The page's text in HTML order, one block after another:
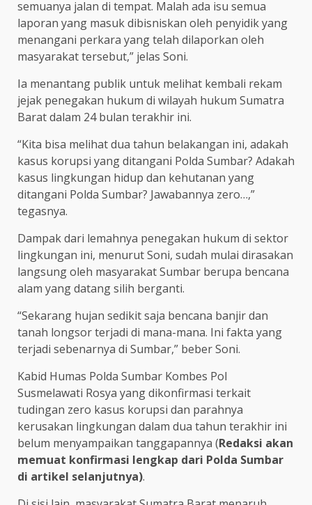
semuanya jalan di tempat. Malah ada isu semua
laporan yang masuk dibisniskan oleh penyidik yang
menangani perkara yang telah dilaporkan oleh
masyarakat tersebut,” jelas Soni.
Ia menantang publik untuk melihat kembali rekam
jejak penegakan hukum di wilayah hukum Sumatra
Barat dalam 24 bulan terakhir ini.
“Kita bisa melihat dua tahun belakangan ini, adakah
kasus korupsi yang ditangani Polda Sumbar? Adakah
kasus lingkungan hidup dan kehutanan yang
ditangani Polda Sumbar? Jawabannya zero…,”
tegasnya.
Dampak dari lemahnya penegakan hukum di sektor
lingkungan ini, menurut Soni, sudah mulai dirasakan
langsung oleh masyarakat Sumbar berupa bencana
alam yang datang silih berganti.
“Sekarang hujan sedikit saja bencana banjir dan
tanah longsor terjadi di mana-mana. Ini fakta yang
terjadi sebenarnya di Sumbar,” beber Soni.
Kabid Humas Polda Sumbar Kombes Pol
Susmelawati Rosya yang dikonfirmasi terkait
tudingan zero kasus korupsi dan parahnya
kerusakan lingkungan dalam dua tahun terakhir ini
belum menyampaikan tanggapannya (Redaksi akan
memuat konfirmasi lengkap dari Polda Sumbar
di artikel selanjutnya).